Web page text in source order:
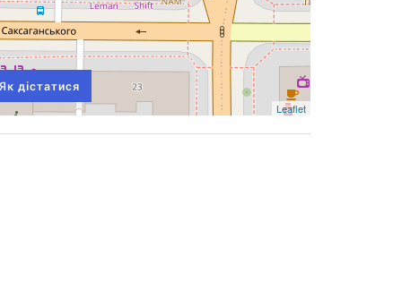
Leaflet
Як дістатися